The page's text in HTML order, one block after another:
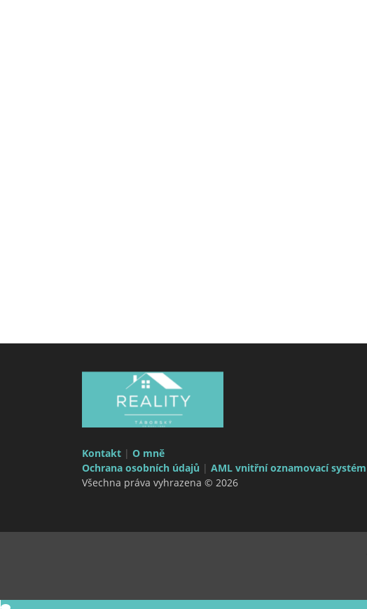
Kontakt | O mně
Ochrana osobních údajů | AML vnitřní oznamovací systém
Všechna práva vyhrazena © 2026